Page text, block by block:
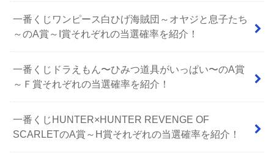
一番くじワンピース白ひげ海賊団～オヤジと息子たち
～のA賞～I賞それぞれの当選確率を紹介！
⼀番くじドラえもん〜ひみつ道具がいっぱい〜のA賞
～Ｆ賞それぞれの当選確率を紹介！
一番くじHUNTER×HUNTER REVENGE OF
SCARLETのA賞～H賞それぞれの当選確率を紹介！